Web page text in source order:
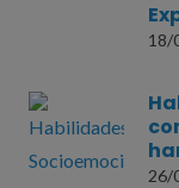
18/
26/